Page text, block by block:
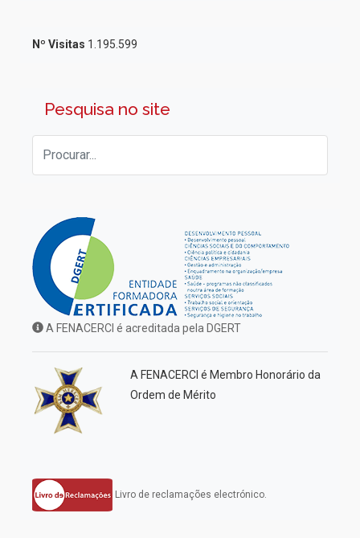
Nº Visitas 1.195.599
Pesquisa no site
A FENACERCI é acreditada pela DGERT
A FENACERCI é Membro Honorário da
Ordem de Mérito
Livro de reclamações electrónico.